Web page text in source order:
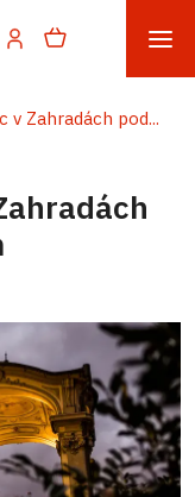
v Zahradách pod...